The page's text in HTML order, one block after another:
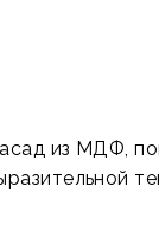
из МДФ,